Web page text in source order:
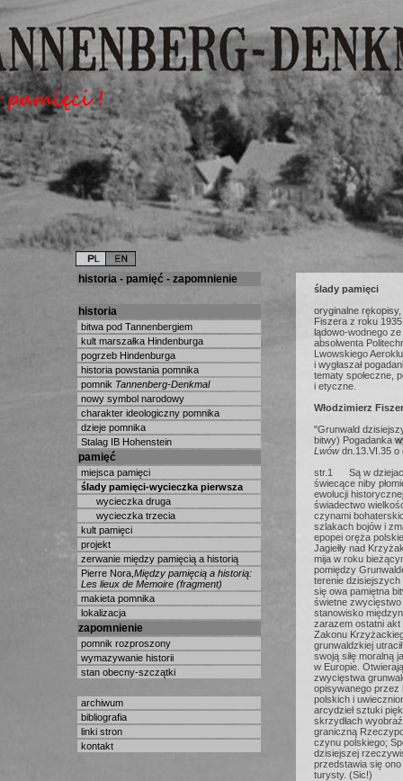
historia - pamięć - zapomnienie
historia
bitwa pod Tannenbergiem
kult marszałka Hindenburga
pogrzeb Hindenburga
historia powstania pomnika
pomnik Tannenberg-Denkmal
nowy symbol narodowy
charakter ideologiczny pomnika
dzieje pomnika
Stalag IB Hohenstein
pamięć
miejsca pamięci
ślady pamięci-wycieczka pierwsza
wycieczka druga
wycieczka trzecia
kult pamięci
projekt
zerwanie między pamięcią a historią
Pierre Nora, Między pamięcią a historią:
Les lieux de Memoire (fragment)
makieta pomnika
lokalizacja
zapomnienie
pomnik rozproszony
wymazywanie historii
stan obecny-szczątki
archiwum
bibliografia
linki stron
kontakt
ślady pamięci
oryginalne rękopisy,
Fiszera z roku
lądowo-wodnego
absolwenta
Lwowskiego
i wygłaszał
tematy społeczne,
i etyczne.
Włodzimierz Fiszer
"Grunwald
bitwy) Pogadanka
Lwówdn.13.VI.35 o
str.1 Są w
świecące niby
ewolucji
świadectwo
czynami
szlakach bojów i
epopei oręża
Jagiełły nad
mija w roku
pomiędzy
terenie dzisiejszych
się owa pamiętna
świetne
stanowisko
zarazem ostatni
Zakonu
grunwaldzkiej
swoją siłę moralną
w Europie.
zwycięstwa
opisywanego przez
polskich i
arcydzieł sztuki
skrzydłach
graniczną
czynu polskiego;
dzisiejszej
przedstawia się
turysty. (Sic!)